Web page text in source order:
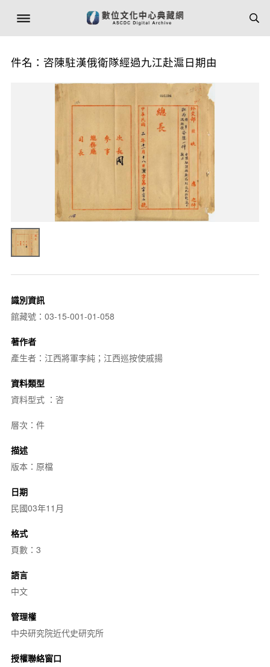
件名：咨陳駐漢俄衛隊經過九江赴滬日期由
識別資訊
館藏號：03-15-001-01-058
著作者
產生者：江西將軍李純；江西巡按使戚揚
資料類型
資料型式 ：咨
層次：件
描述
版本：原檔
日期
民國03年11月
格式
頁數：3
語言
中文
管理權
中央研究院近代史研究所
授權聯絡窗口